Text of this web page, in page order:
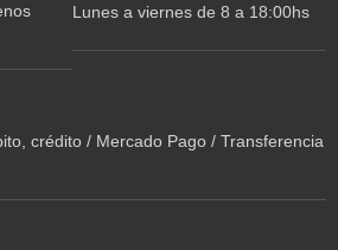
Lunes a viernes de 8 a 18:00hs
crédito / Mercado Pago / Transferencia